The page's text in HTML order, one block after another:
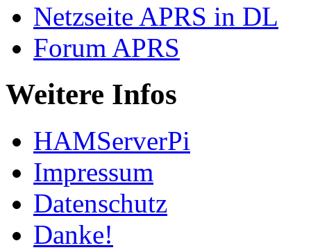
Netzseite APRS in DL
Forum APRS
Weitere Infos
HAMServerPi
Impressum
Datenschutz
Danke!